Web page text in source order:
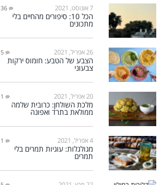
7 אוגוסט, 2021 36
הכל 10: סיפורים מהחיים בלי
מתכונים
26 אפריל, 2021 5
הצבע של הטבע: חומוס ירקות
צבעוני
20 אפריל, 2021 1
מלכת השולחן: כרובית שלמה
ממולאת בתרד ואפונה
4 אפריל, 2021 1
מגולגלות: עוגיות תמרים בלי
תמרים